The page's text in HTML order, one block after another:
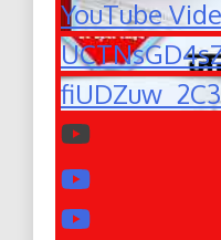
YouTube